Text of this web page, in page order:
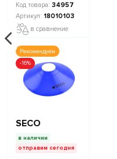
34957
18010103
в сравнение
Рекомендуем
-16%
SECO
в наличии
отправим сегодня